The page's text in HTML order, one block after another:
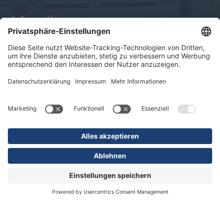
Informationen
Impressum
Datenschutz
© 2026 KLINIKEN DR. ERLER